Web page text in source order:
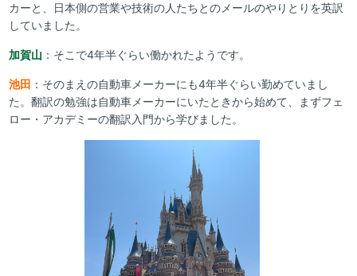
カーと、日本側の営業や技術の人たちとのメールのやりとりを英訳
していました。
加賀山 ：そこで4年半ぐらい働かれたようです。
池田 ：そのまえの自動車メーカーにも4年半ぐらい勤めていまし
た。翻訳の勉強は自動車メーカーにいたときから始めて、まずフェ
ロー・アカデミーの翻訳入門から学びました。